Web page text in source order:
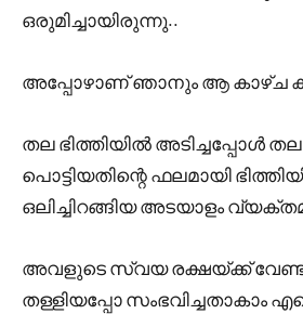
ഒരുമിച്ചായിരുന്നു..
അപ്പോഴാണ് ഞാനും ആ കാഴ്ച
തല ഭിത്തിയിൽ അടിച്ചപ്പോൾ
പൊട്ടിയതിന്റെ ഫലമായി
ഒലിച്ചിറങ്ങിയ അടയാളം
അവളുടെ സ്വയ രക്ഷയ്ക്ക് വേണ്ടി
തള്ളിയപ്പോ സംഭവിച്ചതാകാം